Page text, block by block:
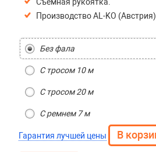
Производство AL-KO (Австрия).
Без фала
С тросом 10 м
С тросом 20 м
С ремнем 7 м
Гарантия лучшей цены